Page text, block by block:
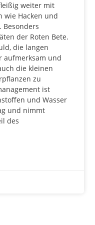
weiter mit
wie Hacken und
Besonders
der Roten Bete.
die langen
aufmerksam und
die kleinen
zu
ist
und Wasser
und nimmt
des